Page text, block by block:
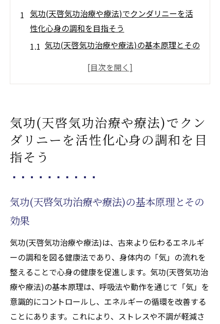
気功(天啓気功治療や療法)でクンダリニーを活
性化心身の調和を目指そう
気功(天啓気功治療や療法)の基本原理とその
クンダリニー活性化のプロセス
のヒント
気功(天啓気功治療や療法)によるストレス軽
減の科学
クンダリニーの目覚めとチャクラの力気功(天啓
気功(天啓気功治療や療法)を用いたチャクラ
バランスの取り方
クンダリニーとチャクラのエネルギー循環
瞑想と気功(天啓気功治療や療法)の組み合わ
せで効果を高める
気功(天啓気功治療や療法)でクン
ダリニーを活性化心身の調和を目
指そう
気功(天啓気功治療や療法)の基本原理とその
効果
気功(天啓気功治療や療法)は、古来より伝わるエネルギ
ーの調和を図る健康法であり、身体内の「気」の流れを
整えることで心身の健康を促進します。気功(天啓気功治
療や療法)の基本原理は、呼吸法や動作を通じて「気」を
意識的にコントロールし、エネルギーの循環を改善する
ことにあります。これにより、ストレスや不調が軽減さ